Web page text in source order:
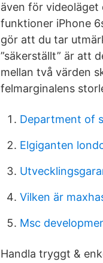
även för videoläget
funktioner iPhone
gör att du tar
”säkerställt” är att
mellan två värden
felmarginalens
Department of
Elgiganten
Vilken är
Msc
Handla tryggt &